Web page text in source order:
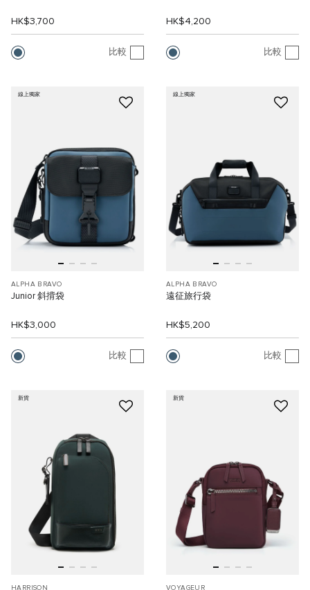
HK$3,700
比較
HK$4,200
比較
線上獨家
ALPHA BRAVO
Junior 斜揹袋
HK$3,000
比較
線上獨家
ALPHA BRAVO
遠征旅行袋
HK$5,200
比較
新貨
HARRISON
新貨
VOYAGEUR